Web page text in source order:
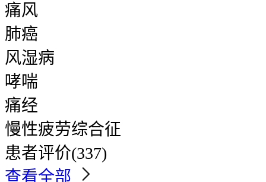
痛风
肺癌
风湿病
哮喘
痛经
慢性疲劳综合征
患者评价(337)
查看全部